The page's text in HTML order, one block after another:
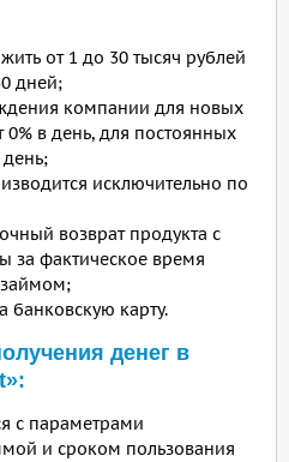
от 1 до 30 тысяч рублей
дней;
компании для новых
0% в день, для постоянных
исключительно по
возврат продукта с
за фактическое время
банковскую карту.
денег в
с параметрами
и сроком пользования